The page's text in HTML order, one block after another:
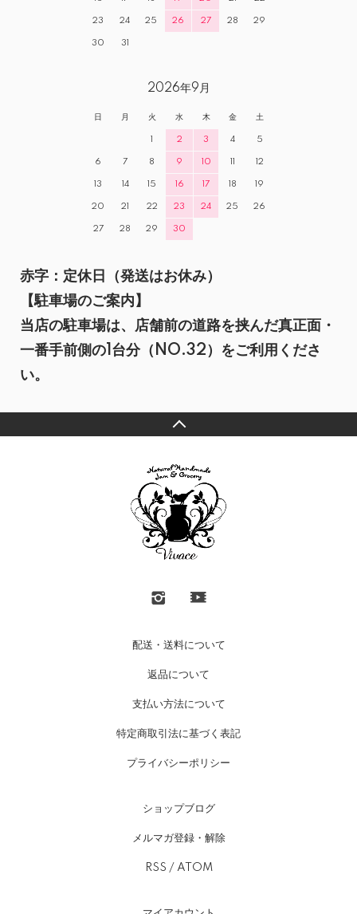
23 24 25 26 27 28 29
30 31
2026年9月
日 月 火 水 木 金 土
1 2 3 4 5
6 7 8 9 10 11 12
13 14 15 16 17 18 19
20 21 22 23 24 25 26
27 28 29 30
赤字：定休日（発送はお休み）
【駐車場のご案内】
当店の駐車場は、店舗前の道路を挟んだ真正面・
一番手前側の1台分（NO.32）をご利用くださ
い。
配送・送料について
返品について
支払い方法について
特定商取引法に基づく表記
プライバシーポリシー
ショップブログ
メルマガ登録・解除
RSS / ATOM